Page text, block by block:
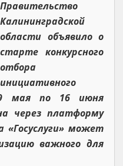
Правительство
Калининградской
области объявило о
старте конкурсного
отбора
инициативного
мая по 16 июня
через платформу
«Госуслуги» может
важного для